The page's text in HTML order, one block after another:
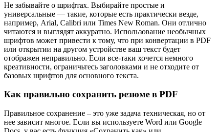
Не забывайте о шрифтах. Выбирайте простые и
универсальные — такие, которые есть практически везде,
например, Arial, Calibri или Times New Roman. Они отлично
читаются и выглядят аккуратно. Использование необычных
шрифтов может привести к тому, что при конвертации в PDF
или открытии на другом устройстве ваш текст будет
отображен неправильно. Если все-таки хочется немного
креативности, ограничьтесь заголовками и не отходите от
базовых шрифтов для основного текста.
Как правильно сохранить резюме в PDF
Правильное сохранение – это уже задача техническая, но от
нее зависит многое. Если вы используете Word или Google